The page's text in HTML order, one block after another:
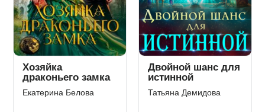
Хозяйка
драконьего замка
Екатерина Белова
Двойной шанс для
истинной
Татьяна Демидова